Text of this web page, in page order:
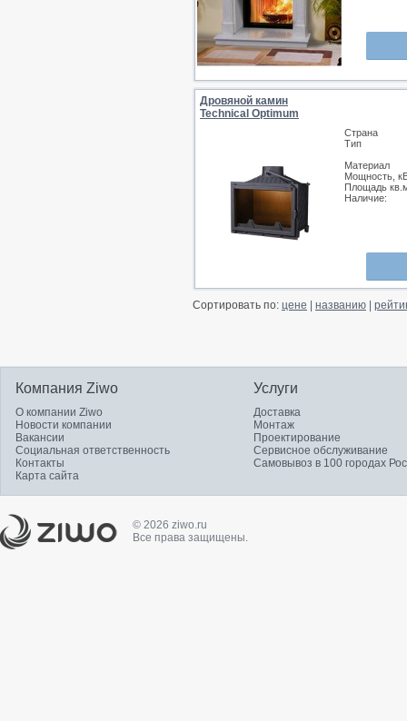
Дровяной камин
Technical Optimum
Страна
Тип
Материал
Мощность,
Площадь
Наличие:
Сортировать по: цене названию
Компания Ziwo
О компании Ziwo
Новости компании
Вакансии
Социальная ответственность
Контакты
Карта сайта
Услуги
Доставка
Монтаж
Проектирование
Сервисное обслуживание
Самовывоз в 100 городах
© 2026 ziwo.ru
Все права защищены.